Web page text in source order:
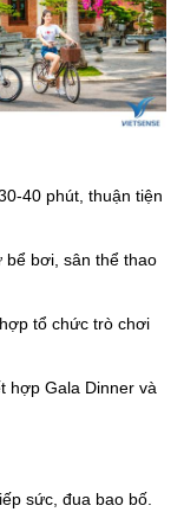
40 phút, thuận tiện
bể bơi, sân thể thao
tổ chức trò chơi
hợp Gala Dinner và
sức, đua bao bố.